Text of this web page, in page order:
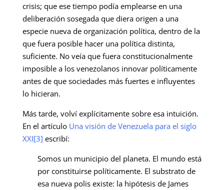
crisis; que ese tiempo podía emplearse en una
deliberación sosegada que diera origen a una
especie nueva de organización política, dentro de la
que fuera posible hacer una política distinta,
suficiente. No veía que fuera constitucionalmente
imposible a los venezolanos innovar políticamente
antes de que sociedades más fuertes e influyentes
lo hicieran.
Más tarde, volví explícitamente sobre esa intuición.
En el artículo Una visión de Venezuela para el siglo
XXI[3] escribí:
Somos un municipio del planeta. El mundo está
por constituirse políticamente. El substrato de
esa nueva polis existe: la hipótesis de James